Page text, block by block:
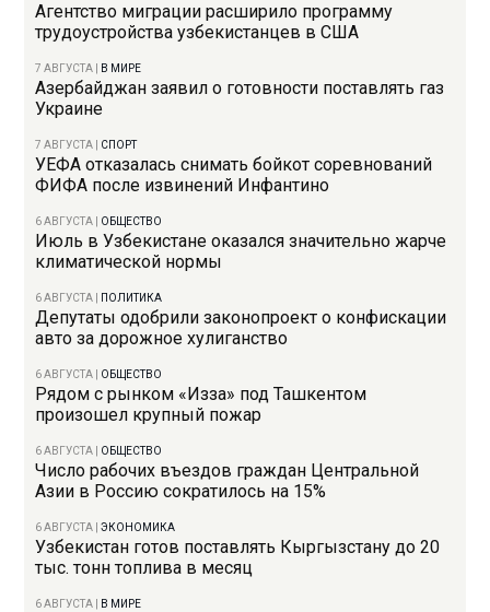
Агентство миграции расширило программу
трудоустройства узбекистанцев в США
7 АВГУСТА В МИРЕ
Азербайджан заявил о готовности поставлять газ
Украине
7 АВГУСТА СПОРТ
УЕФА отказалась снимать бойкот соревнований
ФИФА после извинений Инфантино
6 АВГУСТА ОБЩЕСТВО
Июль в Узбекистане оказался значительно жарче
климатической нормы
6 АВГУСТА ПОЛИТИКА
Депутаты одобрили законопроект о конфискации
авто за дорожное хулиганство
6 АВГУСТА ОБЩЕСТВО
Рядом с рынком «Изза» под Ташкентом
произошел крупный пожар
6 АВГУСТА ОБЩЕСТВО
Число рабочих въездов граждан Центральной
Азии в Россию сократилось на 15%
6 АВГУСТА |ЭКОНОМИКА
Узбекистан готов поставлять Кыргызстану до 20
тыс. тонн топлива в месяц
6 АВГУСТА В МИРЕ